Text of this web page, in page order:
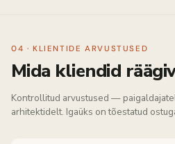
04 · KLIENTIDE ARVUSTUSED
Mida kliendid
Kontrollitud arvustused —
arhitektidelt. Igaüks on tõestatud